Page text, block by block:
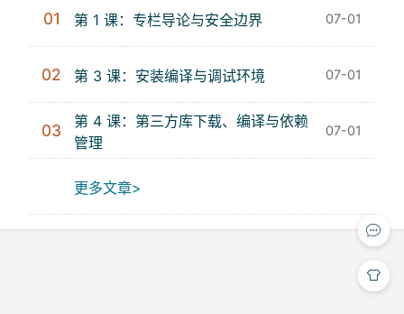
01 第 1 课：专栏导论与安全边界 07-01
02 第 3 课：安装编译与调试环境 07-01
03
第 4 课：第三方库下载、编译与依赖
管理
07-01
更多文章>